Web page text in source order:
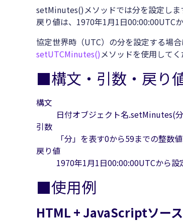
setMinutes()メソッドでは分を設定しま
戻り値は、1970年1月1日00:00:00UTC
協定世界時（UTC）の分を設定する場合
setUTCMinutes()メソッドを使用してく
■構文・引数・戻り
構文
日付オブジェクト名.setMinutes(
引数
「分」を表す0から59までの整数
戻り値
1970年1月1日00:00:00UTCから
■使用例
HTML + JavaScriptソース